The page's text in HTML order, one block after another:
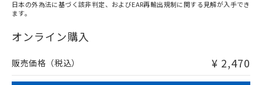
在庫等で未対応品が混在する可能性があります。
問い合わせください。
日本の外為法に基づく該非判定、およびEAR再輸出規制に関する見解が入手でき
ます。
オンライン購入
販売価格（税込） ¥ 2,470